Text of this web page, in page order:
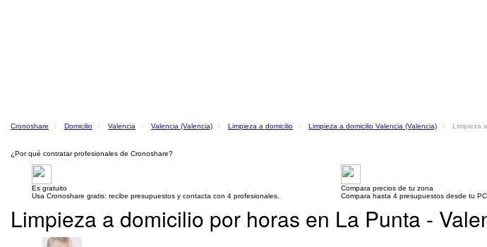
Cronoshare Domicilio Valencia Valencia (Valencia) Limpieza a domicilio Limpieza a domicilio Valencia (Valencia) Limpieza
¿Por qué contratar profesionales de Cronoshare?
Es gratuito
Usa Cronoshare gratis: recibe presupuestos y contacta con 4 profesionales.
Compara precios de tu zona
Compara hasta 4 presupuestos desde tu
Limpieza a domicilio por horas en La Punta -